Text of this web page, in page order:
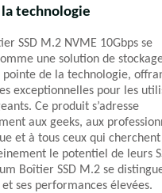
technologie
SSD M.2 NVME 10Gbps se
une solution de
de la technologie,
exceptionnelles pour les
Ce produit s’adresse
aux geeks, aux
et à tous ceux qui cherchent
le potentiel de leurs
Boîtier SSD M.2 se
ses performances élevées.